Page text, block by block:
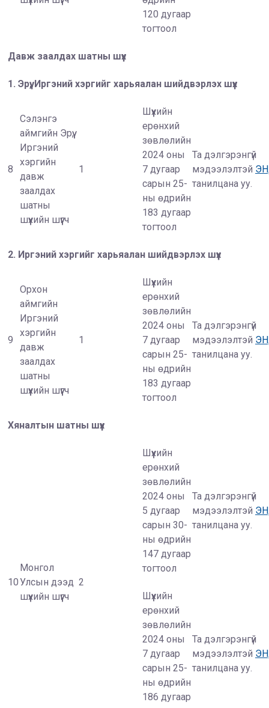
120 дугаар
тогтоол
Давж заалдах шатны шүүх
1. Эрүү, Иргэний хэргийг харьяалан шийдвэрлэх шүүх
8
Сэлэнгэ
аймгийн Эрүү,
Иргэний
хэргийн
давж
заалдах
шатны
шүүхийн шүүгч
1
Шүүхийн
ерөнхий
зөвлөлийн
2024 оны
7 дугаар
сарын 25-
ны өдрийн
183 дугаар
тогтоол
Та дэлгэрэнгүй
мэдээлэлтэй
танилцана уу.
2. Иргэний хэргийг харьяалан шийдвэрлэх шүүх
9
Орхон
аймгийн
Иргэний
хэргийн
давж
заалдах
шатны
шүүхийн шүүгч
1
Шүүхийн
ерөнхий
зөвлөлийн
2024 оны
7 дугаар
сарын 25-
ны өдрийн
183 дугаар
тогтоол
Та дэлгэрэнгүй
мэдээлэлтэй
танилцана уу.
Хяналтын шатны шүүх
10
Монгол
Улсын дээд
шүүхийн шүүгч
2
Шүүхийн
ерөнхий
зөвлөлийн
2024 оны
5 дугаар
сарын 30-
ны өдрийн
147 дугаар
тогтоол
Та дэлгэрэнгүй
мэдээлэлтэй
танилцана уу.
Шүүхийн
ерөнхий
зөвлөлийн
2024 оны
7 дугаар
сарын 25-
ны өдрийн
186 дугаар
Та дэлгэрэнгүй
мэдээлэлтэй
танилцана уу.